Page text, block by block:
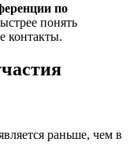
по
понять
контакты.
раньше, чем в